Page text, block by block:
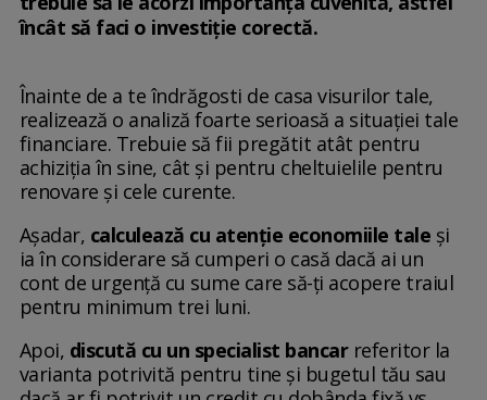
încât să faci o investiție corectă.
Înainte de a te îndrăgosti de casa visurilor tale,
realizează o analiză foarte serioasă a situației tale
financiare. Trebuie să fii pregătit atât pentru
achiziția în sine, cât și pentru cheltuielile pentru
renovare și cele curente.
Așadar, calculează cu atenție economiile tale și
ia în considerare să cumperi o casă dacă ai un
cont de urgență cu sume care să-ți acopere traiul
pentru minimum trei luni.
Apoi, discută cu un specialist bancarreferitor la
varianta potrivită pentru tine și bugetul tău sau